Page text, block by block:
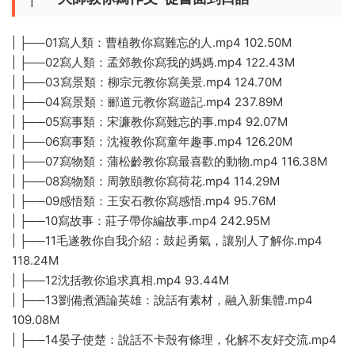
| ├──01寫人類：曹植教你寫難忘的人.mp4 102.50M
| ├──02寫人類：孟郊教你寫我的媽媽.mp4 122.43M
| ├──03寫景類：柳宗元教你寫美景.mp4 124.70M
| ├──04寫景類：郦道元教你寫遊記.mp4 237.89M
| ├──05寫事類：宋濂教你寫難忘的事.mp4 92.07M
| ├──06寫事類：沈複教你寫童年趣事.mp4 126.20M
| ├──07寫物類：蒲松齡教你寫最喜歡的動物.mp4 116.38M
| ├──08寫物類：周敦頤教你寫荷花.mp4 114.29M
| ├──09感悟類：王安石教你寫感悟.mp4 95.76M
| ├──10寫故事：莊子帶你編故事.mp4 242.95M
| ├──11毛遂教你自我介紹：鼓起勇氣，讓别人了解你.mp4
118.24M
| ├──12沈括教你追求真相.mp4 93.44M
| ├──13劉備煮酒論英雄：說話有素材，融入新集體.mp4
109.08M
| ├──14晏子使楚：說話不卡殼有條理，化解不友好交流.mp4